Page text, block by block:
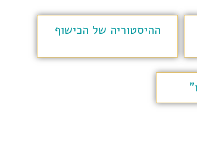
ההיסטוריה של הכישוף